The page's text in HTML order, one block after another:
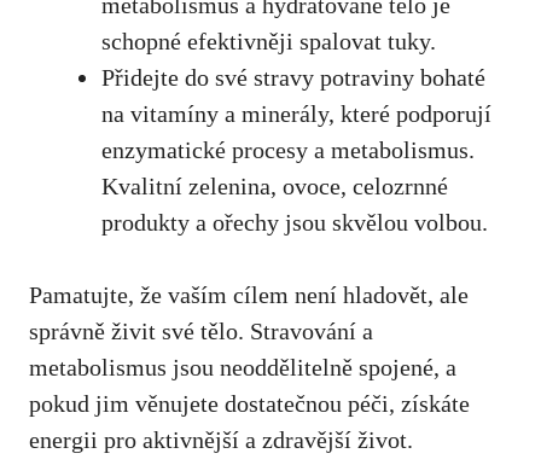
schopné‍ efektivněji spalovat tuky.
Přidejte do své stravy ⁣potraviny bohaté
⁢na vitamíny a minerály, které podporují
enzymatické procesy a metabolismus.
Kvalitní zelenina, ovoce, celozrnné
produkty⁣ a ořechy jsou skvělou volbou.
Pamatujte, že vaším cílem není hladovět, ale
správně ⁣živit své ​tělo. Stravování a
metabolismus jsou neoddělitelně spojené, a ​
pokud jim ⁣věnujete dostatečnou péči, získáte
energii pro aktivnější a zdravější život.